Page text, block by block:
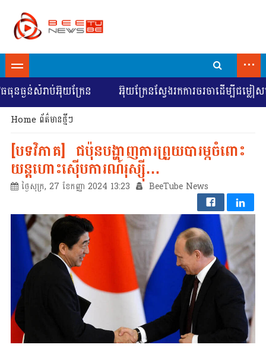
...
ងន់សំរាប់អ៊ុយក្រែន អ៊ុយក្រែនស្វែងរកការចរចាដើម្បីជម្ល
Home ព័ត៌មានថ្មីៗ
[បទវិភាគ] ជប៉ុនបង្ហាញការព្រួយបារម្ភចំពោះ
យន្តហោះស៊ើបការណ៍រុស្ស៊ី…
ថ្ងៃសុក្រ, 27 ខែកញ្ញា 2024 13:23 BeeTube News